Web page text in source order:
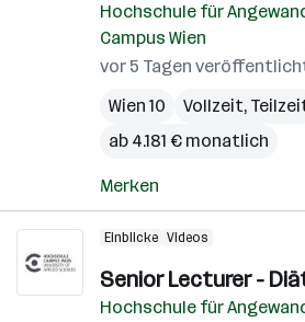
Hochschule für
Campus Wien
vor 5 Tagen
Wien 10
Vollzeit,
ab 4.181 € monatlich
Merken
Einblicke Videos
Senior Lecturer -
Hochschule für